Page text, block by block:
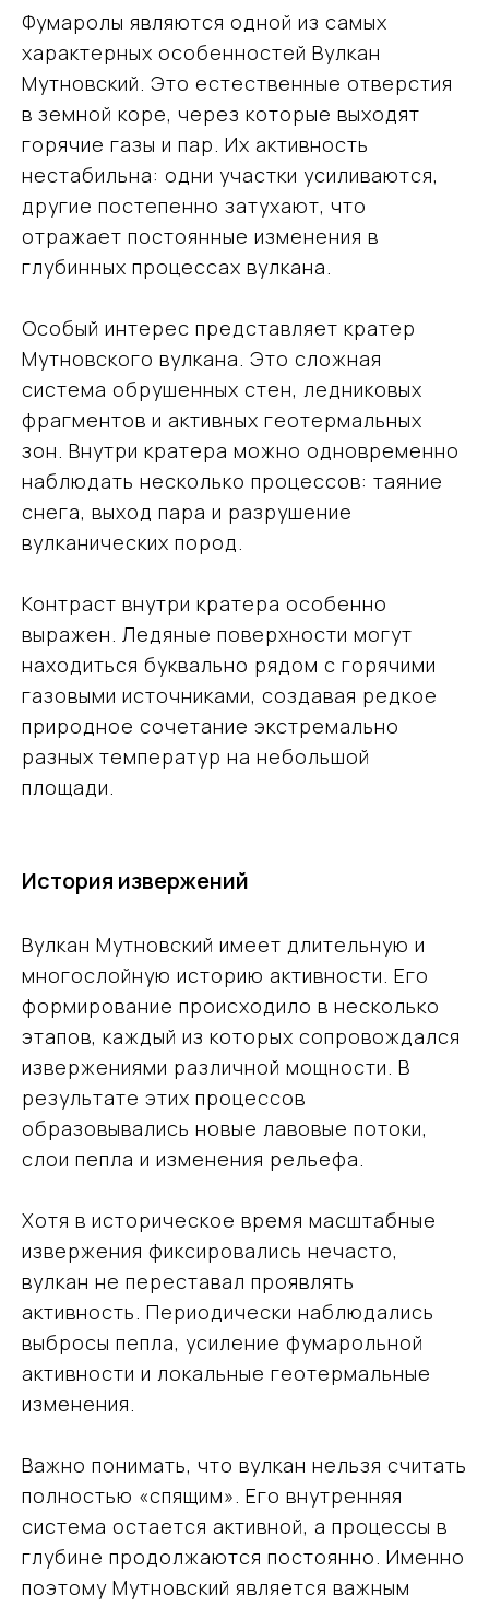
Фумаролы являются одной из самых
характерных особенностей Вулкан
Мутновский. Это естественные отверстия
в земной коре, через которые выходят
горячие газы и пар. Их активность
нестабильна: одни участки усиливаются,
другие постепенно затухают, что
отражает постоянные изменения в
глубинных процессах вулкана.
Особый интерес представляет кратер
Мутновского вулкана. Это сложная
система обрушенных стен, ледниковых
фрагментов и активных геотермальных
зон. Внутри кратера можно одновременно
наблюдать несколько процессов: таяние
снега, выход пара и разрушение
вулканических пород.
Контраст внутри кратера особенно
выражен. Ледяные поверхности могут
находиться буквально рядом с горячими
газовыми источниками, создавая редкое
природное сочетание экстремально
разных температур на небольшой
площади.
История извержений
Вулкан Мутновский имеет длительную и
многослойную историю активности. Его
формирование происходило в несколько
этапов, каждый из которых сопровождался
извержениями различной мощности. В
результате этих процессов
образовывались новые лавовые потоки,
слои пепла и изменения рельефа.
Хотя в историческое время масштабные
извержения фиксировались нечасто,
вулкан не переставал проявлять
активность. Периодически наблюдались
выбросы пепла, усиление фумарольной
активности и локальные геотермальные
изменения.
Важно понимать, что вулкан нельзя считать
полностью «спящим». Его внутренняя
система остается активной, а процессы в
глубине продолжаются постоянно. Именно
поэтому Мутновский является важным